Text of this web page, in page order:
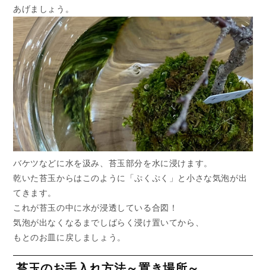
あげましょう。
バケツなどに水を汲み、苔玉部分を水に浸けます。
乾いた苔玉からはこのように「ぷくぷく」と小さな気泡が出
てきます。
これが苔玉の中に水が浸透している合図！
気泡が出なくなるまでしばらく浸け置いてから、
もとのお皿に戻しましょう。